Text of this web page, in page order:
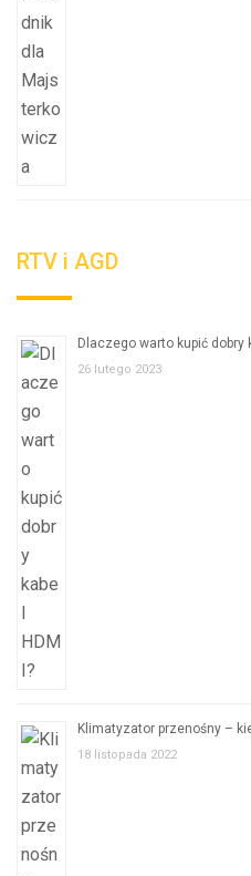
RTV i AGD
Dlaczego warto kupić dobry
26 lutego 2023
Klimatyzator przenośny –
18 listopada 2022